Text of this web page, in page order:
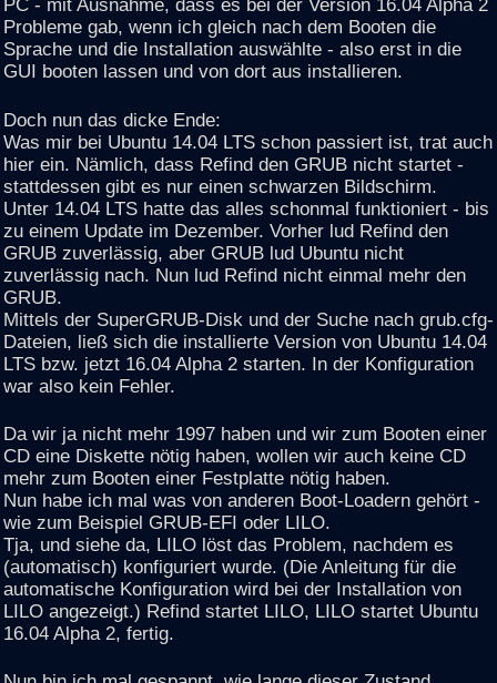
PC - mit Ausnahme, dass es bei der Version 16.04 Alpha 2
Probleme gab, wenn ich gleich nach dem Booten die
Sprache und die Installation auswählte - also erst in die
GUI booten lassen und von dort aus installieren.
Doch nun das dicke Ende:
Was mir bei Ubuntu 14.04 LTS schon passiert ist, trat auch
hier ein. Nämlich, dass Refind den GRUB nicht startet -
stattdessen gibt es nur einen schwarzen Bildschirm.
Unter 14.04 LTS hatte das alles schonmal funktioniert - bis
zu einem Update im Dezember. Vorher lud Refind den
GRUB zuverlässig, aber GRUB lud Ubuntu nicht
zuverlässig nach. Nun lud Refind nicht einmal mehr den
GRUB.
Mittels der SuperGRUB-Disk und der Suche nach grub.cfg-
Dateien, ließ sich die installierte Version von Ubuntu 14.04
LTS bzw. jetzt 16.04 Alpha 2 starten. In der Konfiguration
war also kein Fehler.
Da wir ja nicht mehr 1997 haben und wir zum Booten einer
CD eine Diskette nötig haben, wollen wir auch keine CD
mehr zum Booten einer Festplatte nötig haben.
Nun habe ich mal was von anderen Boot-Loadern gehört -
wie zum Beispiel GRUB-EFI oder LILO.
Tja, und siehe da, LILO löst das Problem, nachdem es
(automatisch) konfiguriert wurde. (Die Anleitung für die
automatische Konfiguration wird bei der Installation von
LILO angezeigt.) Refind startet LILO, LILO startet Ubuntu
16.04 Alpha 2, fertig.